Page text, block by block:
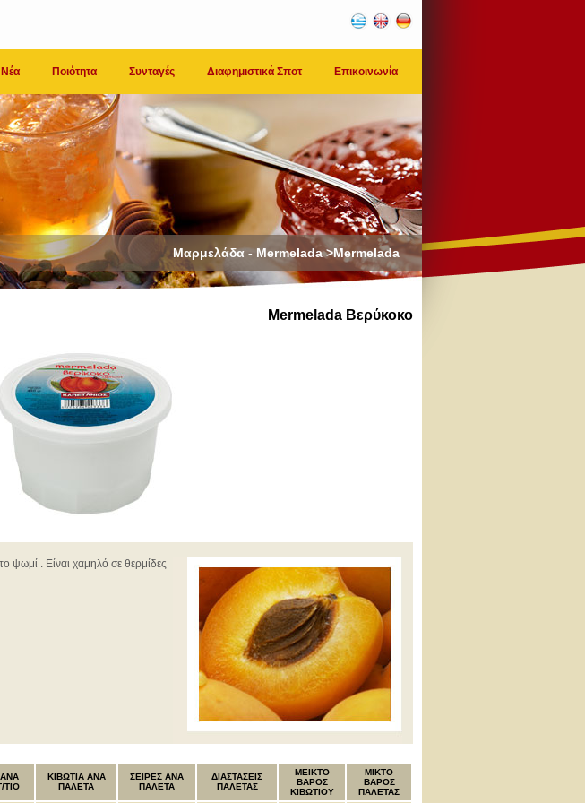
Νέα Ποιότητα Συνταγές Διαφημιστικά Σποτ Επικοινωνία
Μαρμελάδα - Mermelada >Mermelada
Mermelada Βερύκοκο
ψωμί . Είναι χαμηλό σε θερμίδες
ΤΙΟ
ΚΙΒΩΤΙΑ ΑΝΑ
ΠΑΛΕΤΑ
ΣΕΙΡΕΣ ΑΝΑ
ΠΑΛΕΤΑ
ΔΙΑΣΤΑΣΕΙΣ
ΠΑΛΕΤΑΣ
MEIKTO
ΒΑΡΟΣ
ΚΙΒΩΤΙΟΥ
ΜΙΚΤΟ
ΒΑΡΟΣ
ΠΑΛΕΤΑΣ